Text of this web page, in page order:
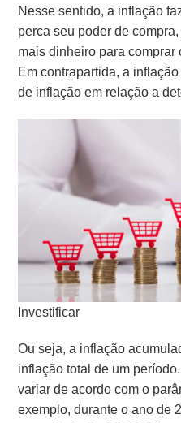
Nesse sentido, a inflação
perca seu poder de
mais dinheiro para
Em contrapartida, a
de inflação em relação a
Investificar
Ou seja, a inflação
inflação total de um
variar de acordo com o
exemplo, durante o ano de